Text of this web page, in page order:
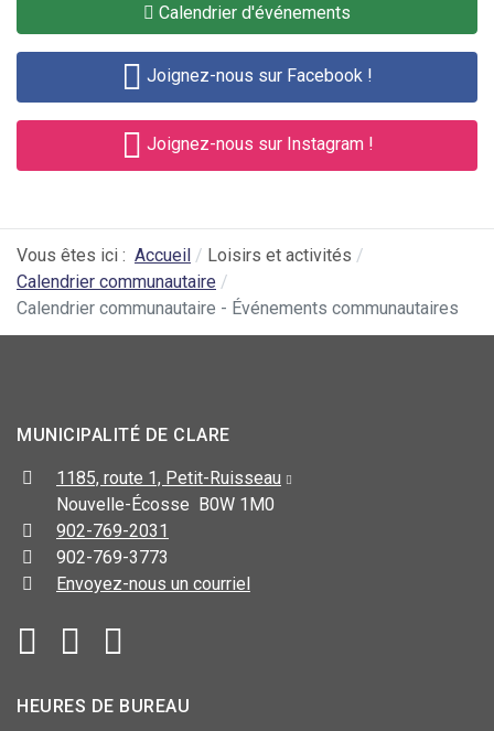
Calendrier d'événements
Joignez-nous sur Facebook !
Joignez-nous sur Instagram !
Vous êtes ici : Accueil
Loisirs et activités
Calendrier communautaire
Calendrier communautaire - Événements communautaires
MUNICIPALITÉ DE CLARE
1185, route 1, Petit-Ruisseau
Nouvelle-Écosse B0W 1M0
902-769-2031
902-769-3773
Envoyez-nous un courriel
HEURES DE BUREAU